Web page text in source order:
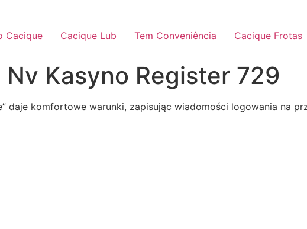
Cacique Cacique Lub Tem Conveniência Cacique Frotas
Nv Kasyno Register 729
daje komfortowe warunki, zapisując wiadomości logowania na